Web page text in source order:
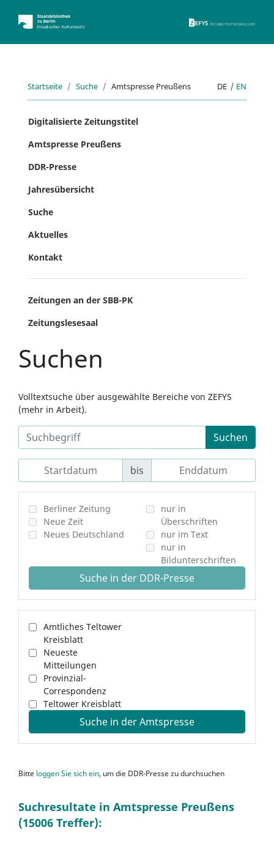
Startseite Suche Amtspresse Preußens DE | EN
Digitalisierte Zeitungstitel
Amtspresse Preußens
DDR-Presse
Jahresübersicht
Suche
Aktuelles
Kontakt
Zeitungen an der SBB-PK
Zeitungslesesaal
Suchen
Volltextsuche über ausgewählte Bereiche von ZEFYS
(mehr in Arbeit).
Suchen
bis
Berliner Zeitung
Neue Zeit
Neues Deutschland
nur in
Überschriften
nur im Text
nur in
Bildunterschriften
Suche in der DDR-Presse
Amtliches Teltower
Kreisblatt
Neueste
Mitteilungen
Provinzial-
Correspondenz
Teltower Kreisblatt
Suche in der Amtspresse
Bitte loggen Sie sich ein, um die DDR-Presse zu durchsuchen
Suchresultate in Amtspresse Preußens
(15006 Treffer):